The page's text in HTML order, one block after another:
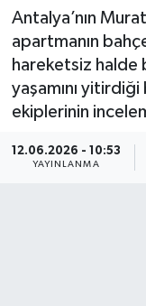
Antalya’nın
apartmanın
hareketsiz halde
yaşamını
ekiplerinin
12.06.2026 - 10:53
YAYINLANMA
Magazin
Ekonomi
Tüm
Son Dakika